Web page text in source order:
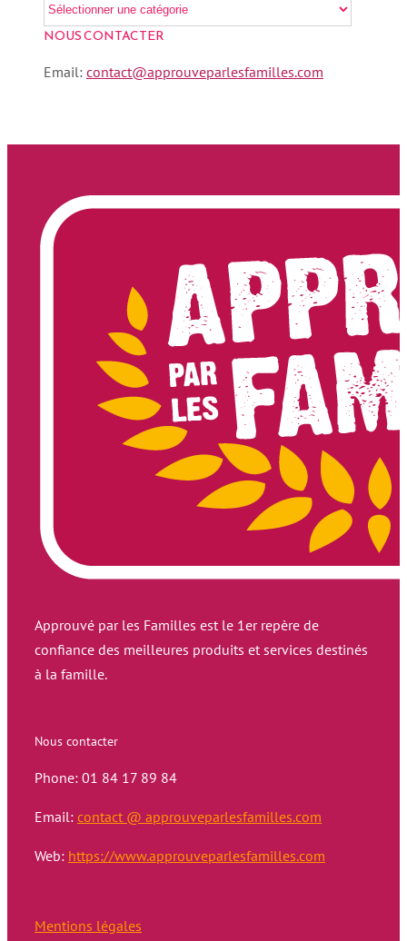
NOUS CONTACTER
Email: contact@approuveparlesfamilles.com
Approuvé par les Familles est le 1er repère de
confiance des meilleures produits et services destinés
à la famille.
Nous contacter
Phone: 01 84 17 89 84
Email: contact @ approuveparlesfamilles.com
Web: https://www.approuveparlesfamilles.com
Mentions légales